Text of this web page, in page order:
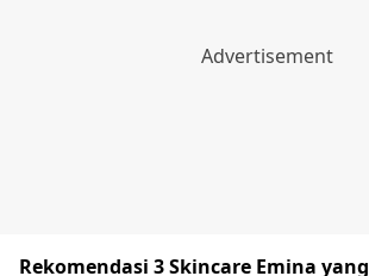
Rekomendasi 3 Skincare Emina yang